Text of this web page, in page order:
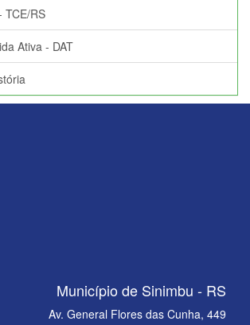
TCE/RS
Ativa - DAT
Município de Sinimbu - RS
Av. General Flores das Cunha, 449